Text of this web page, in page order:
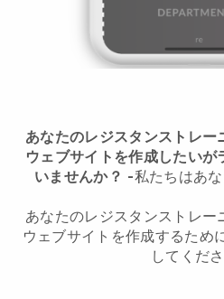
あなたのレジスタンストレ
ウェブサイトを作成したい
いませんか？ -私たちはあ
あなたのレジスタンストレ
ウェブサイトを作成するた
してくださ